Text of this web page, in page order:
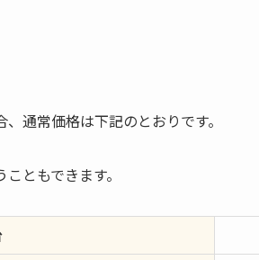
通常価格は下記のとおりです。
ともできます。